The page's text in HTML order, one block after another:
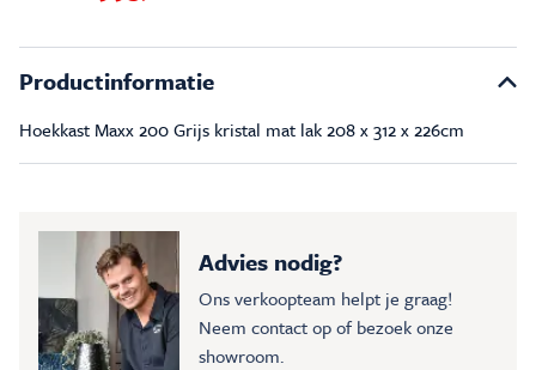
Productinformatie
Hoekkast Maxx 200 Grijs kristal mat lak 208 x 312 x 226cm
Advies nodig?
Ons verkoopteam helpt je graag!
Neem contact op of bezoek onze
showroom.